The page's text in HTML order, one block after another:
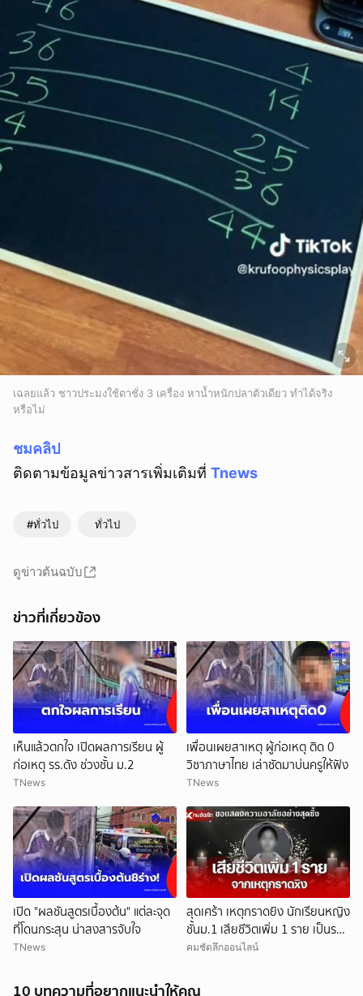
เฉลยแล้ว ชาวประมงใช้ตาชั่ง 3 เครื่อง หาน้ำหนักปลาตัวเดียว ทำได้จริง
หรือไม่
ชมคลิป
ติดตามข้อมูลข่าวสารเพิ่มเติมที่ Tnews
#ทั่วไป ทั่วไป
ดูข่าวต้นฉบับ
ข่าวที่เกี่ยวข้อง
เห็นแล้วตกใจ เปิดผลการเรียน ผู้
ก่อเหตุ รร.ดัง ช่วงชั้น ม.2
TNews
เพื่อนเผยสาเหตุ ผู้ก่อเหตุ ติด 0
วิชาภาษาไทย เล่าชัดมาบ่นครูให้ฟัง
TNews
เปิด "ผลชันสูตรเบื้องต้น" แต่ละจุด
ที่โดนกระสุน น่าสงสารจับใจ
TNews
สุดเศร้า เหตุกราดยิง นักเรียนหญิง
ชั้นม.1 เสียชีวิตเพิ่ม 1 ราย เป็นราย
ที่ 9
คมชัดลึกออนไลน์
10 บทความที่อยากแนะนำให้คุณ